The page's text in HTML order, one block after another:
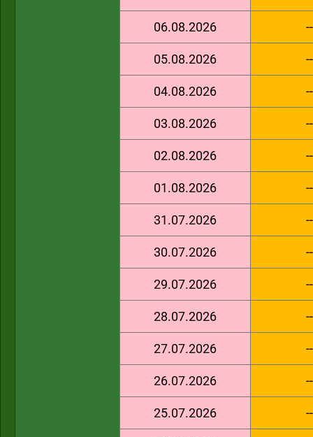
06.08.2026 --
05.08.2026 --
04.08.2026 --
03.08.2026 --
02.08.2026 --
01.08.2026 --
31.07.2026 --
30.07.2026 --
29.07.2026 --
28.07.2026 --
27.07.2026 --
26.07.2026 --
25.07.2026 --